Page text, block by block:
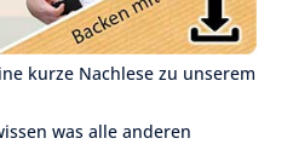
kurze Nachlese zu unserem
was alle anderen